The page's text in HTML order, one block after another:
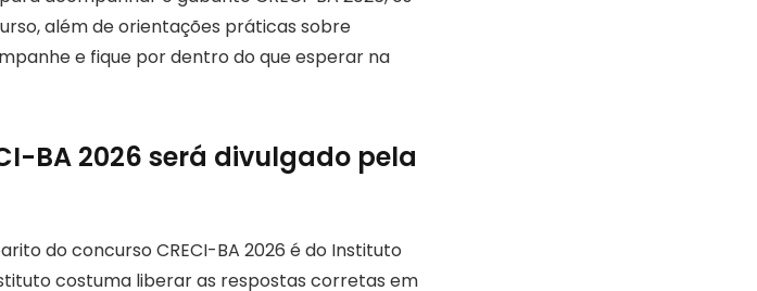
além de orientações práticas sobre
e fique por dentro do que esperar na
BA 2026 será divulgado pela
do concurso CRECI-BA 2026 é do Instituto
costuma liberar as respostas corretas em